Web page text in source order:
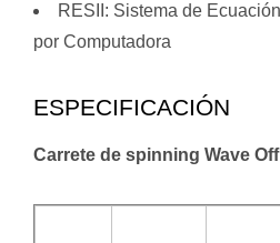
RESII: Sistema de
por Computadora
ESPECIFICACIÓN
Carrete de spinning Wave Off